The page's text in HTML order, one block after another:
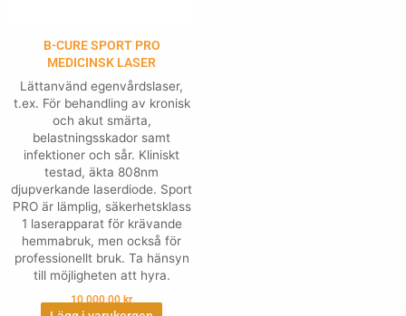
B-CURE SPORT PRO
MEDICINSK LASER
Lättanvänd egenvårdslaser,
t.ex. För behandling av kronisk
och akut smärta,
belastningsskador samt
infektioner och sår. Kliniskt
testad, äkta 808nm
djupverkande laserdiode. Sport
PRO är lämplig, säkerhetsklass
1 laserapparat för krävande
hemmabruk, men också för
professionellt bruk. Ta hänsyn
till möjligheten att hyra.
10,000.00 kr